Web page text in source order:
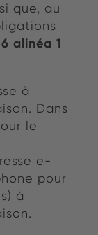
que, au
alinéa 1
à
Dans
le
e-
pour
à